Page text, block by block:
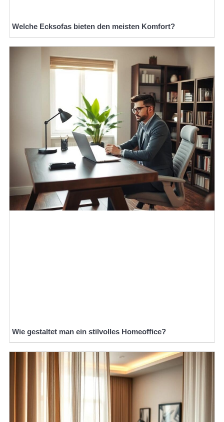
Welche Ecksofas bieten den meisten Komfort?
Wie gestaltet man ein stilvolles Homeoffice?